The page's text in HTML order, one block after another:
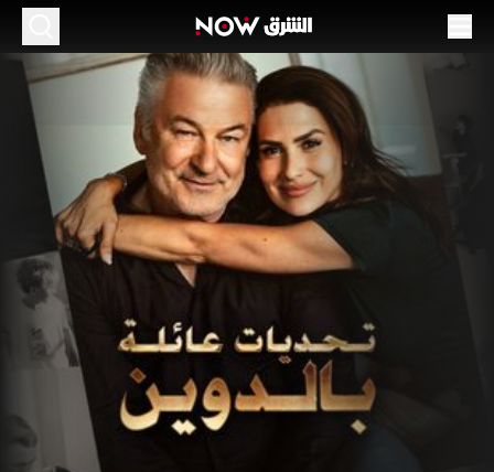
تحديات عائلة بالدوين